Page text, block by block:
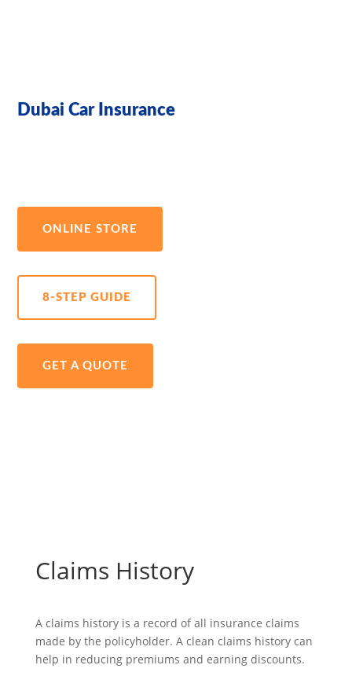
Dubai Car Insurance
ONLINE STORE
8-STEP GUIDE
GET A QUOTE
Claims History
A claims history is a record of all insurance claims
made by the policyholder. A clean claims history can
help in reducing premiums and earning discounts.